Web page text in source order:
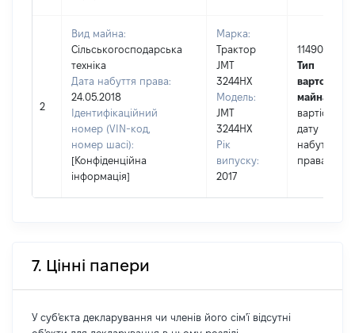
2
Вид майна:
Сільськогосподарська
техніка
Дата набуття права:
24.05.2018
Ідентифікаційний
номер (VIN-код,
номер шасі):
[Конфіденційна
інформація]
Марка:
Трактор
JMT
3244HX
Модель:
JMT
3244HX
Рік
випуску:
2017
114900
Тип
вартості
майна:
вартість на
дату
набуття
права
7. Цінні папери
У суб'єкта декларування чи членів його сім'ї відсутні